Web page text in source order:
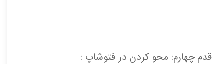
قدم چهارم: محو کردن در فتوشاپ :